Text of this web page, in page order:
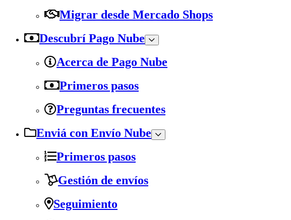
Migrar desde Mercado Shops
Descubrí Pago Nube
Acerca de Pago Nube
Primeros pasos
Preguntas frecuentes
Enviá con Envío Nube
Primeros pasos
Gestión de envíos
Seguimiento